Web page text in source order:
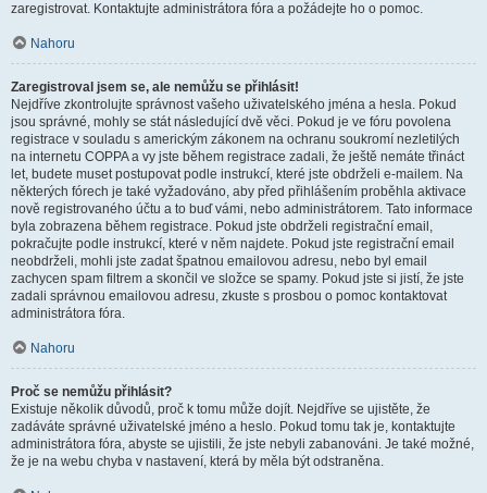
zaregistrovat. Kontaktujte administrátora fóra a požádejte ho o pomoc.
Nahoru
Zaregistroval jsem se, ale nemůžu se přihlásit!
Nejdříve zkontrolujte správnost vašeho uživatelského jména a hesla. Pokud
jsou správné, mohly se stát následující dvě věci. Pokud je ve fóru povolena
registrace v souladu s americkým zákonem na ochranu soukromí nezletilých
na internetu COPPA a vy jste během registrace zadali, že ještě nemáte třináct
let, budete muset postupovat podle instrukcí, které jste obdrželi e-mailem. Na
některých fórech je také vyžadováno, aby před přihlášením proběhla aktivace
nově registrovaného účtu a to buď vámi, nebo administrátorem. Tato informace
byla zobrazena během registrace. Pokud jste obdrželi registrační email,
pokračujte podle instrukcí, které v něm najdete. Pokud jste registrační email
neobdrželi, mohli jste zadat špatnou emailovou adresu, nebo byl email
zachycen spam filtrem a skončil ve složce se spamy. Pokud jste si jistí, že jste
zadali správnou emailovou adresu, zkuste s prosbou o pomoc kontaktovat
administrátora fóra.
Nahoru
Proč se nemůžu přihlásit?
Existuje několik důvodů, proč k tomu může dojít. Nejdříve se ujistěte, že
zadáváte správné uživatelské jméno a heslo. Pokud tomu tak je, kontaktujte
administrátora fóra, abyste se ujistili, že jste nebyli zabanováni. Je také možné,
že je na webu chyba v nastavení, která by měla být odstraněna.